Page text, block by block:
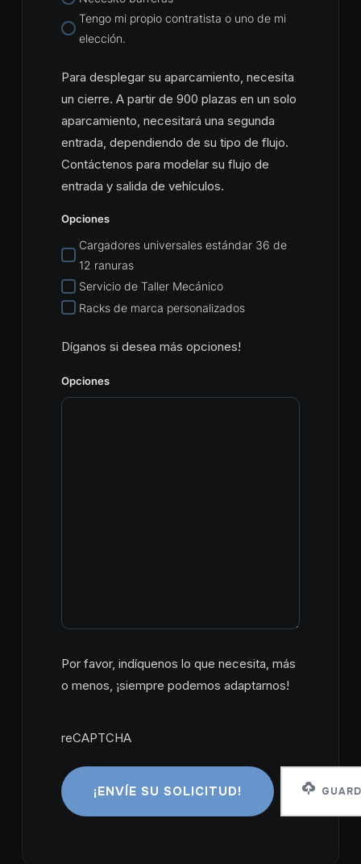
Tengo mi propio contratista o uno de mi
elección.
Para desplegar su aparcamiento, necesita
un cierre. A partir de 900 plazas en un solo
aparcamiento, necesitará una segunda
entrada, dependiendo de su tipo de flujo.
Contáctenos para modelar su flujo de
entrada y salida de vehículos.
Opciones
Cargadores universales estándar 36 de
12 ranuras
Servicio de Taller Mecánico
Racks de marca personalizados
Díganos si desea más opciones!
Opciones
Por favor, indíquenos lo que necesita, más
o menos, ¡siempre podemos adaptarnos!
reCAPTCHA